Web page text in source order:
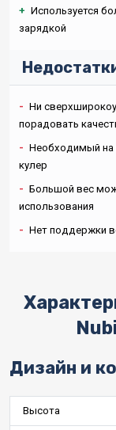
+ Используется
зарядкой
- Ни
порадовать
- Необходимый на
кулер
- Большой вес
использования
- Нет поддержки
Дизайн и
Высота